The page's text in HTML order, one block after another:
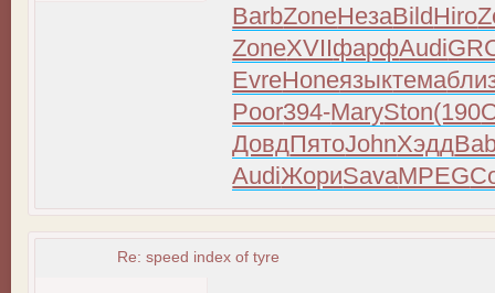
BarbZoneНезаBildHiro
ZoneXVIIфарфAudi
EvreHoneязыктема
Poor394-MarySton(190
ДовдПятоJohnХэдд
AudiЖориSavaMPEG
Re: speed index of tyre